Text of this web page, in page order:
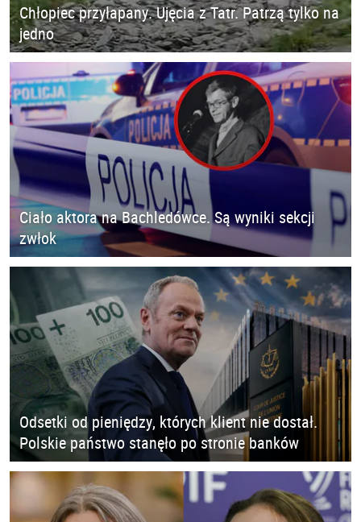
Chłopiec przyłapany. Ujęcia z Tatr. Patrzą tylko na
jedno
Ciało aktora na Bachledówce. Są wyniki sekcji
zwłok
Odsetki od pieniędzy, których klient nie dostał.
Polskie państwo stanęło po stronie banków